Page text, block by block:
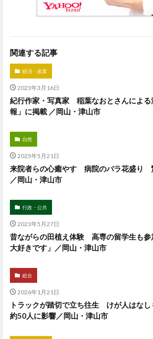
関連する記事
経済・産業
2023年3月16日
紀行作家・写真家 稲葉なおとさんによる
報」に掲載 ／岡山・津山市
自然
2025年5月21日
来院者らの心癒やす 病院のバラ花盛り
／岡山・津山市
行政・公共
2023年5月27日
昔ながらの田植え体験 高専の留学生も
大好きです」／岡山・津山市
総合
2026年1月21日
トラックが踏切で立ち往生 けが人はな
約50人に影響／岡山・津山市